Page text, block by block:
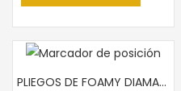
PLIEGOS DE FOAMY DIAMANTINA ANARANJADO